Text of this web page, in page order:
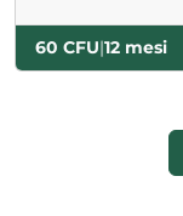
60 CFU|12 mesi
Page navigation